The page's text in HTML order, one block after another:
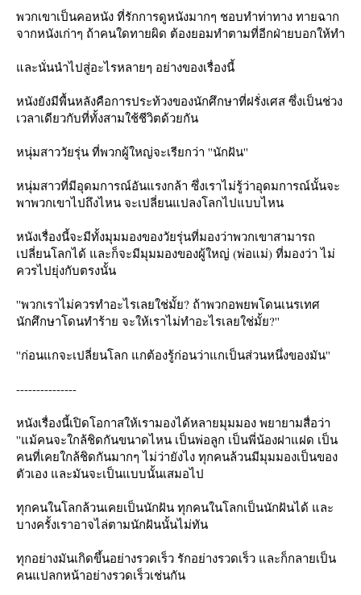
พวกเขาเป็นคอหนัง ที่รักการดูหนังมากๆ ชอบทำท่าทาง ทายฉาก
จากหนังเก่าๆ ถ้าคนใดทายผิด ต้องยอมทำตามที่อีกฝ่ายบอกให้ทำ
ละนั่นนำไปสู่อะไรหลายๆ อย่างของเรื่องนี้
หนังยังมีพื้นหลังคือการประท้วงของนักศึกษาที่ฝรั่งเศส ซึ่งเป็นช่วง
เวลาเดียวกับที่ทั้งสามใช้ชีวิตด้วยกัน
หนุ่มสาววัยรุ่น ที่พวกผู้ใหญ่จะเรียกว่า ''นักฝัน''
หนุ่มสาวที่มีอุดมการณ์อันแรงกล้า ซึ่งเราไม่รู้ว่าอุดมการณ์นั้นจะ
พาพวกเขาไปถึงไหน จะเปลี่ยนแปลงโลกไปแบบไหน
หนังเรื่องนี้จะมีทั้งมุมมองของวัยรุ่นที่มองว่าพวกเขาสามารถ
เปลี่ยนโลกได้ และก็จะมีมุมมองของผู้ใหญ่ (พ่อแม่) ที่มองว่า ไม่
ควรไปยุ่งกับตรงนั้น
''พวกเราไม่ควรทำอะไรเลยใช่มั้ย? ถ้าพวกอพยพโดนเนรเทศ
นักศึกษาโดนทำร้าย จะให้เราไม่ทำอะไรเลยใช่มั้ย?''
''ก่อนแกจะเปลี่ยนโลก แกต้องรู้ก่อนว่าแกเป็นส่วนหนึ่งของมัน''
---------------
หนังเรื่องนี้เปิดโอกาสให้เรามองได้หลายมุมมอง พยายามสื่อว่า
''แม้คนจะใกล้ชิดกันขนาดไหน เป็นพ่อลูก เป็นพี่น้องฝาแฝด เป็น
คนที่เคยใกล้ชิดกันมากๆ ไม่ว่ายังไง ทุกคนล้วนมีมุมมองเป็นของ
ตัวเอง และมันจะเป็นแบบนั้นเสมอไป
ทุกคนในโลกล้วนเคยเป็นนักฝัน ทุกคนในโลกเป็นนักฝันได้ และ
บางครั้งเราอาจไล่ตามนักฝันนั้นไม่ทัน
ทุกอย่างมันเกิดขึ้นอย่างรวดเร็ว รักอย่างรวดเร็ว และก็กลายเป็น
คนแปลกหน้าอย่างรวดเร็วเช่นกัน